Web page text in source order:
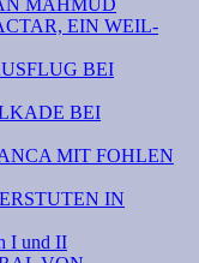
EIN WEIL-
BEI
BEI
MIT FOHLEN
IN
I und II